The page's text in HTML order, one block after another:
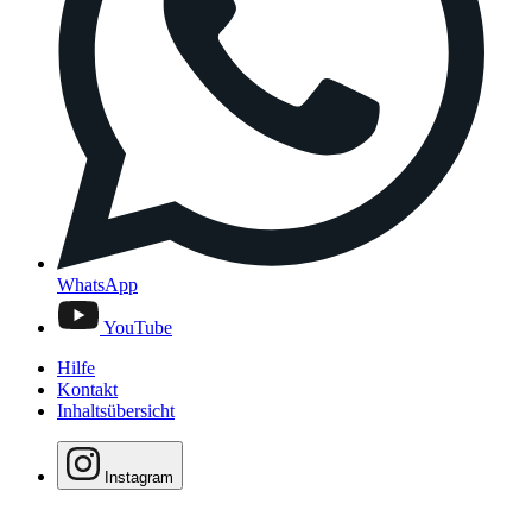
WhatsApp
YouTube
Hilfe
Kontakt
Inhaltsübersicht
Instagram